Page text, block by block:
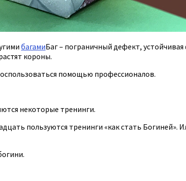
багамиБаг – пограничный дефект,
короны.
помощью профессионалов.
некоторые тренинги.
пользуются тренинги «как стать Богиней».